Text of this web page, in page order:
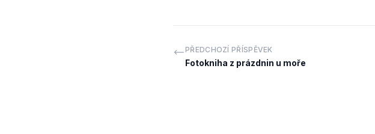
PŘEDCHOZÍ PŘÍSPĚVEK
Fotokniha z prázdnin u moře